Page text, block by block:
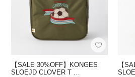
【SALE 30%OFF】KONGES
SLOEJD CLOVER T …
【